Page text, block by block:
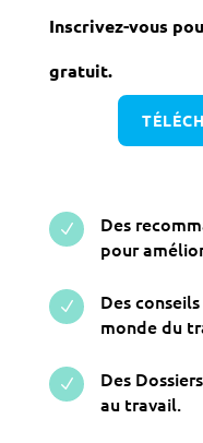
Inscrivez-vous
gratuit.
N
Des
pour
N
Des
monde du
N
Des
au travail.